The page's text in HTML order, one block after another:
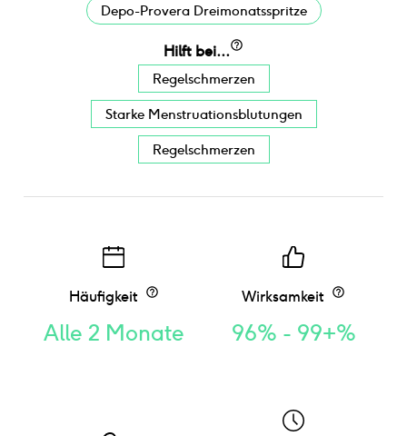
Depo-Provera Dreimonatsspritze
Hilft bei...
Regelschmerzen
Starke Menstruationsblutungen
Regelschmerzen
Häufigkeit
Alle 2 Monate
Wirksamkeit
96% - 99+%